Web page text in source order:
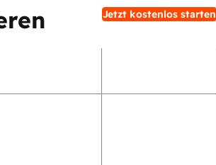
Jetzt kostenlos starten